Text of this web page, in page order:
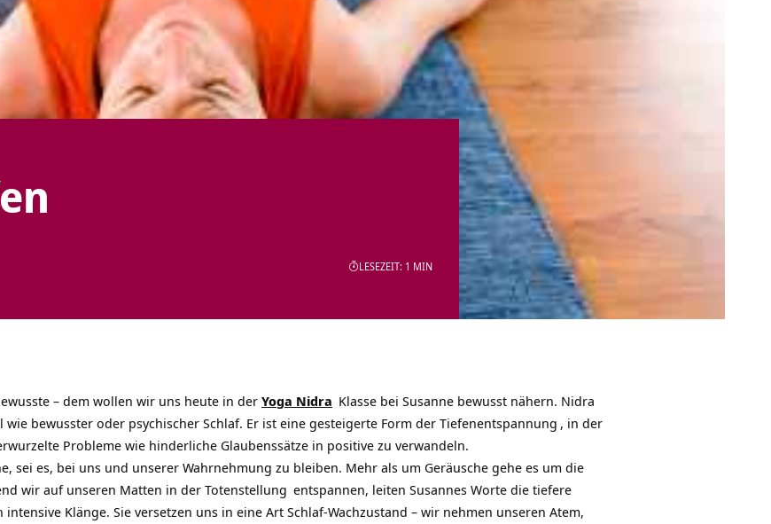
LESEZEIT: 1 MIN
– dem wollen wir uns heute in der Yoga Nidra Klasse bei Susanne bewusst nähern. Nidra
bewusster oder psychischer Schlaf. Er ist eine gesteigerte Form der Tiefenentspannung , in der
Probleme wie hinderliche Glaubenssätze in positive zu verwandeln.
sei es, bei uns und unserer Wahrnehmung zu bleiben. Mehr als um Geräusche gehe es um die
wir auf unseren Matten in derTotenstellung entspannen, leiten Susannes Worte die tiefere
Klänge. Sie versetzen uns in eine Art Schlaf-Wachzustand – wir nehmen unseren Atem,